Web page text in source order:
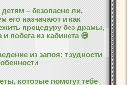
– безопасно ли,
его назначают и как
процедуру без драмы,
и побега из кабинета 😅
из запоя: трудности
которые помогут тебе